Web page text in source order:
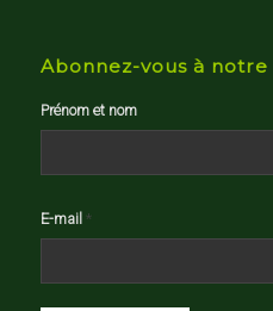
Abonnez-vous à
Prénom et nom
E-mail *